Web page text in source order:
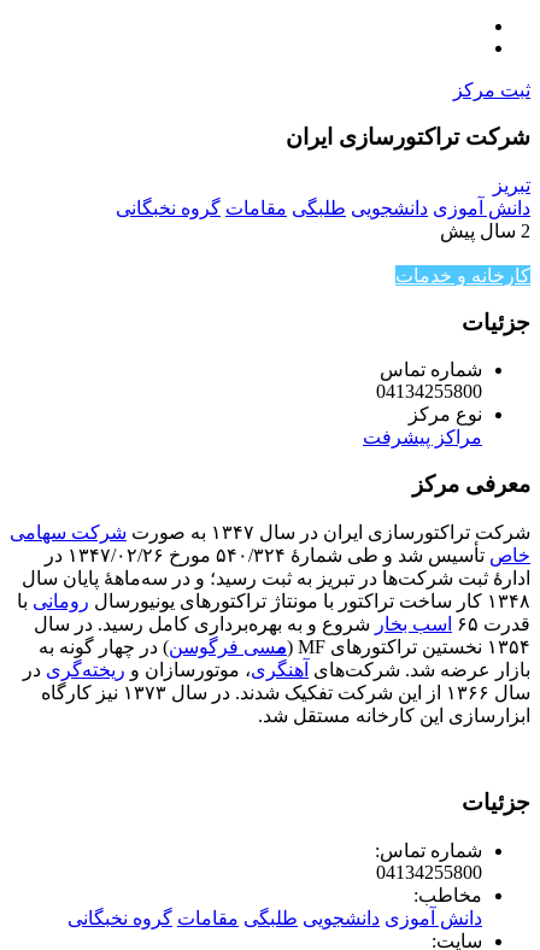
ثبت مرکز
شرکت تراکتورسازی ایران
تبریز
دانش آموزی دانشجویی طلبگی مقامات گروه نخبگانی
2 سال پیش
کارخانه و خدمات
جزئیات
شماره تماس
04134255800
نوع مرکز
مراکز پیشرفت
معرفی مرکز
شرکت تراکتورسازی ایران در سال ۱۳۴۷ به صورت
شرکت سهامی
خاص
تأسیس شد و طی شمارهٔ ۵۴۰/۳۲۴ مورخ ۱۳۴۷/۰۲/۲۶ در
ادارهٔ ثبت شرکت‌ها در تبریز به ثبت رسید؛ و در سه‌ماههٔ پایان سال
۱۳۴۸ کار ساخت تراکتور با مونتاژ تراکتورهای یونیورسال
رومانی با
قدرت ۶۵
اسب بخار شروع و به بهره‌برداری کامل رسید. در سال
۱۳۵۴ نخستین تراکتورهای MF (
مسی فرگوسن) در چهار گونه به
بازار عرضه شد. شرکت‌های آهنگری، موتورسازان و ریخته‌گری در
سال ۱۳۶۶ از این شرکت تفکیک شدند. در سال ۱۳۷۳ نیز کارگاه
ابزارسازی این کارخانه مستقل شد.
جزئیات
شماره تماس:
04134255800
مخاطب:
دانش آموزی دانشجویی طلبگی مقامات گروه نخبگانی
سایت: